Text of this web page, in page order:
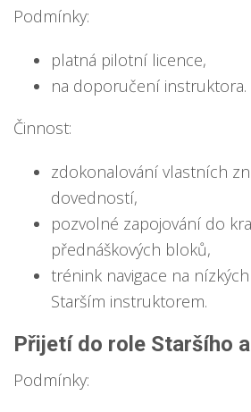
Podmínky:
platná pilotní licence,
na doporučení instruktora.
Činnost:
zdokonalování vlastních
dovedností,
pozvolné zapojování do
přednáškových bloků,
trénink navigace na
Starším instruktorem.
Přijetí do role Staršího
Podmínky: